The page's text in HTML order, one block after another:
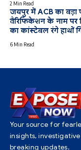
2 Min Read
जयपुर में ACB का बड़ा
वैरिफिकेशन के नाम पर
का कांस्टेबल रंगे हाथों
6 Min Read
Your source for
insights,
breaking updates.